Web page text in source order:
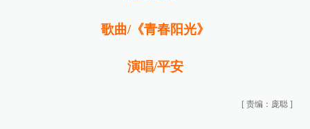
歌曲/《青春阳光》
演唱/平安
[ 责编：庞聪 ]